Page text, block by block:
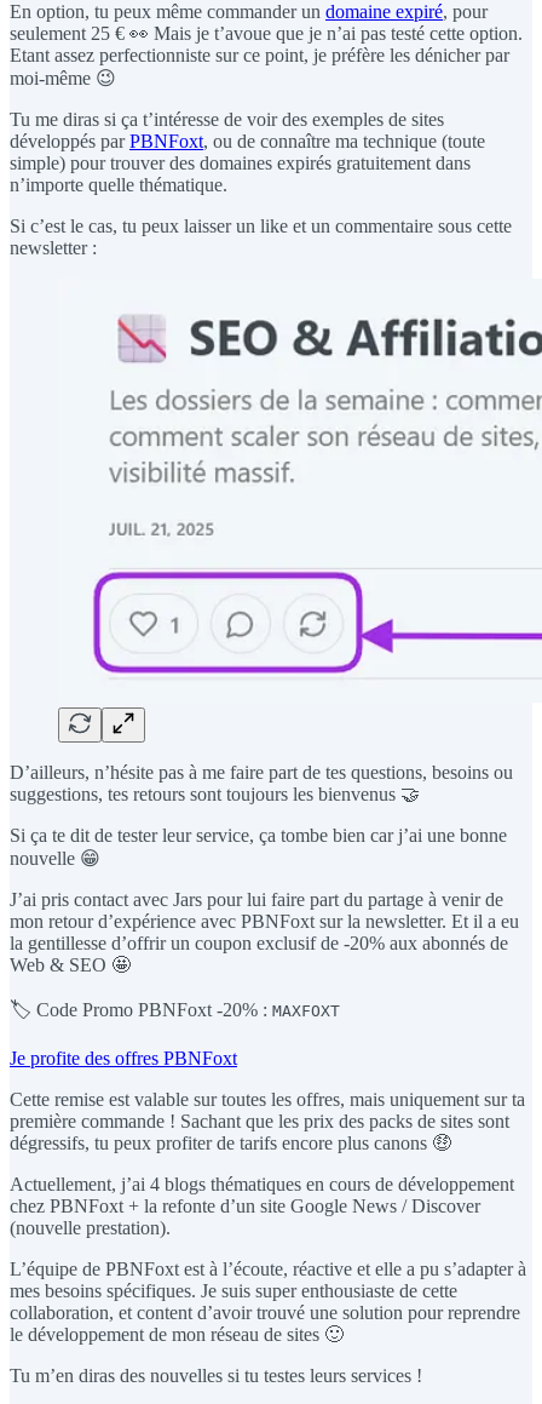
En option, tu peux même commander un domaine expiré, pour
seulement 25 € 👀 Mais je t’avoue que je n’ai pas testé cette option.
Etant assez perfectionniste sur ce point, je préfère les dénicher par
moi-même 😉
Tu me diras si ça t’intéresse de voir des exemples de sites
développés parPBNFoxt, ou de connaître ma technique (toute
simple) pour trouver des domaines expirés gratuitement dans
n’importe quelle thématique.
Si c’est le cas, tu peux laisser un like et un commentaire sous cette
newsletter :
D’ailleurs, n’hésite pas à me faire part de tes questions, besoins ou
suggestions, tes retours sont toujours les bienvenus 🤝
Si ça te dit de tester leur service, ça tombe bien car j’ai une bonne
nouvelle 😁
J’ai pris contact avec Jars pour lui faire part du partage à venir de
mon retour d’expérience avec PBNFoxt sur la newsletter. Et il a eu
la gentillesse d’offrir un coupon exclusif de -20% aux abonnés de
Web & SEO 🤩
🏷️ Code Promo PBNFoxt -20% : MAXFOXT
Je profite des offres PBNFoxt
Cette remise est valable sur toutes les offres, mais uniquement sur ta
première commande ! Sachant que les prix des packs de sites sont
dégressifs, tu peux profiter de tarifs encore plus canons 🤑
Actuellement, j’ai 4 blogs thématiques en cours de développement
chez PBNFoxt + la refonte d’un site Google News / Discover
(nouvelle prestation).
L’équipe de PBNFoxt est à l’écoute, réactive et elle a pu s’adapter à
mes besoins spécifiques. Je suis super enthousiaste de cette
collaboration, et content d’avoir trouvé une solution pour reprendre
le développement de mon réseau de sites 🙂
Tu m’en diras des nouvelles si tu testes leurs services !